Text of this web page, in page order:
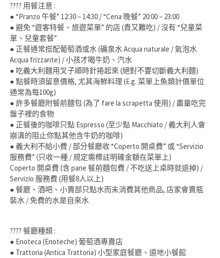
???? 用餐注意 :
● “Pranzo 午餐” 12:30 – 14:30 / “Cena 晚餐” 20:00 – 23:00
● 避免 “遊客特餐、旅遊菜單” 的店 (貴又難吃) / 沒有 “兒童菜
單、兒童套餐”
● 正餐通常搭配葡萄酒或水 (礦泉水 Acqua naturale / 氣泡水
Acqua frizzante) / 小孩才喝牛奶、汽水
● 吃義大利麵用叉子順時針捲起來 (絕對不要切斷義大利麵)
● 點餐時須留意價格, 尤其海鮮料理 (E.g. 菜單上魚類計價單位
通常為每100g)
● 許多餐廳附餐前麵包 (為了 fare la scrapetta 使用) / 盡量吃完
盤子裡的食物
● 正餐後的咖啡只點 Espresso (至少點 Macchiato / 義大利人會
崩潰的阻止你點其他含牛奶的咖啡)
● 義大利不給小費 / 部分餐廳收 “Coperto 開桌費” 或 “Servizio
服務費” (只收一種 / 規定需標註明確金額在菜單上)
Coperto 開桌費 (含 pane 餐前麵包費 / 不吃送上桌時就退掉) /
Servizio 服務費 (用餐8人以上)
● 餐廳、酒吧、小賣部只點水而未消費其他商品, 店家會賣瓶
裝水 / 免費的水是自來水
???? 餐廳種類 :
● Enoteca (Enoteche) 葡萄酒專賣店
● Trattoria (Antica Trattoria) 小型家庭餐廳、道地小餐館